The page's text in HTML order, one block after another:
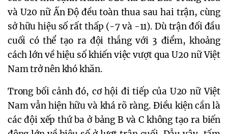
và U20 nữ Ấn Độ đều toàn thua sau hai trận, cùng
sở hữu hiệu số rất thấp (-7 và -11). Dù trận đối đầu
cuối có thể tạo ra đội thắng với 3 điểm, khoảng
cách lớn về hiệu số khiến việc vượt qua U20 nữ Việt
Nam trở nên khó khăn.
Trong bối cảnh đó, cơ hội đi tiếp của U20 nữ Việt
Nam vẫn hiện hữu và khá rõ ràng. Điều kiện cần là
các đội xếp thứ ba ở bảng B và C không tạo ra biến